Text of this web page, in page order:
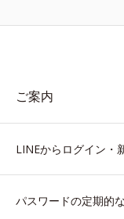
ご案内
LINEからログイン・
パスワードの定期的